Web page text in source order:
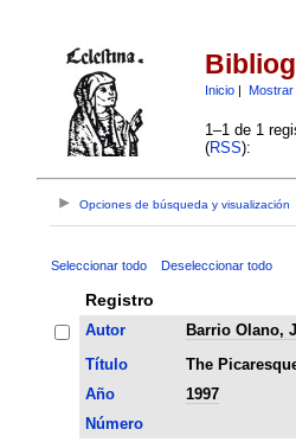
Inicio| Mostrar
1–1 de 1
(RSS):
Opciones de búsqueda y visualización
Seleccionar todo Deseleccionar todo
Registro
Autor
Barrio Olano,
Título
The
Año
1997
Número